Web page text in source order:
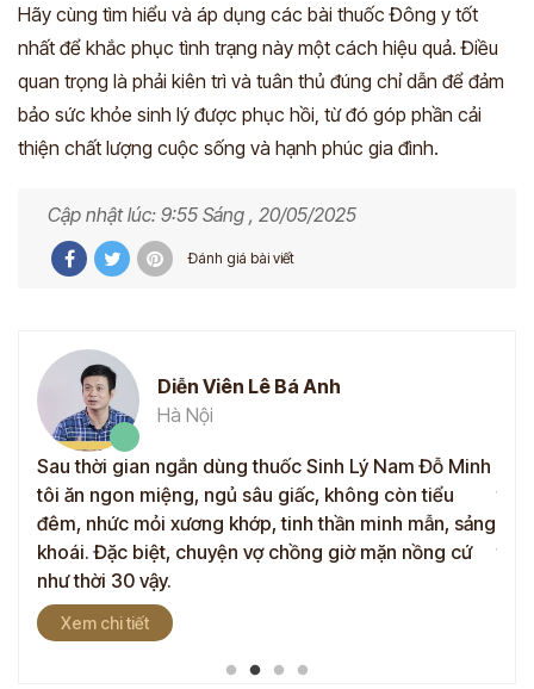
Hãy cùng tìm hiểu và áp dụng các bài thuốc Đông y tốt
nhất để khắc phục tình trạng này một cách hiệu quả. Điều
quan trọng là phải kiên trì và tuân thủ đúng chỉ dẫn để đảm
bảo sức khỏe sinh lý được phục hồi, từ đó góp phần cải
thiện chất lượng cuộc sống và hạnh phúc gia đình.
Cập nhật lúc: 9:55 Sáng , 20/05/2025
Đánh giá bài viết
Diễn Viên Lê Bá Anh
Hà Nội
Sau thời gian ngắn dùng thuốc Sinh Lý Nam Đỗ Minh
tôi ăn ngon miệng, ngủ sâu giấc, không còn tiểu
đêm, nhức mỏi xương khớp, tinh thần minh mẫn, sảng
khoái. Đặc biệt, chuyện vợ chồng giờ mặn nồng cứ
như thời 30 vậy.
Xem chi tiết